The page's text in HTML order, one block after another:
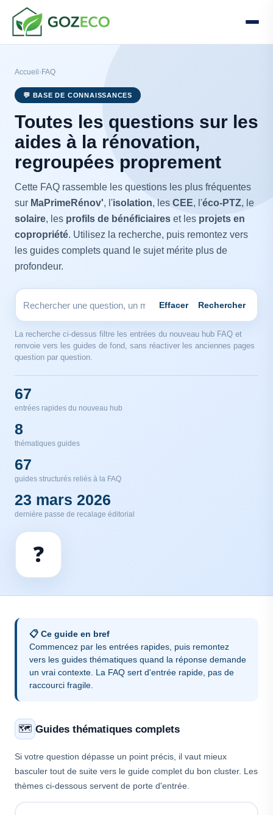
Accueil › FAQ
💬 BASE DE CONNAISSANCES
Toutes les questions sur les
aides à la rénovation,
regroupées proprement
Cette FAQ rassemble les questions les plus fréquentes
sur MaPrimeRénov', l'isolation, les CEE, l'éco-PTZ, le
solaire, les profils de bénéficiaires et les projets en
copropriété. Utilisez la recherche, puis remontez vers
les guides complets quand le sujet mérite plus de
profondeur.
Effacer Rechercher
La recherche ci-dessus filtre les entrées du nouveau hub FAQ et
renvoie vers les guides de fond, sans réactiver les anciennes pages
question par question.
67
entrées rapides du nouveau hub
8
thématiques guides
67
guides structurés reliés à la FAQ
23 mars 2026
dernière passe de recalage éditorial
❓
📋 Ce guide en bref
Commencez par les entrées rapides , puis remontez
vers les guides thématiques quand la réponse demande
un vrai contexte. La FAQ sert d'entrée rapide, pas de
raccourci fragile.
🗺️ Guides thématiques complets
Si votre question dépasse un point précis, il vaut mieux
basculer tout de suite vers le guide complet du bon cluster. Les
thèmes ci-dessous servent de porte d'entrée.